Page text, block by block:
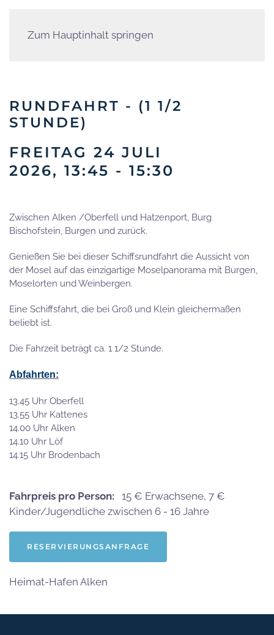
Zum Hauptinhalt springen
RUNDFAHRT - (1 1/2
STUNDE)
FREITAG 24 JULI
2026, 13:45 - 15:30
Zwischen Alken /Oberfell und Hatzenport, Burg
Bischofstein, Burgen und zurück.
Genießen Sie bei dieser Schiffsrundfahrt die Aussicht von
der Mosel auf das einzigartige Moselpanorama mit Burgen,
Moselorten und Weinbergen.
Eine Schiffsfahrt, die bei Groß und Klein gleichermaßen
beliebt ist.
Die Fahrzeit beträgt ca. 1 1/2 Stunde.
Abfahrten:
13.45 Uhr Oberfell
13.55 Uhr Kattenes
14.00 Uhr Alken
14.10 Uhr Löf
14.15 Uhr Brodenbach
Fahrpreis pro Person: 15 € Erwachsene, 7 €
Kinder/Jugendliche zwischen 6 - 16 Jahre
RESERVIERUNGSANFRAGE
Heimat-Hafen Alken